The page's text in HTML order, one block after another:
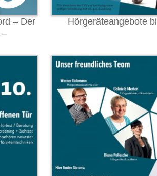
– Der
–
Hörgeräteangebote